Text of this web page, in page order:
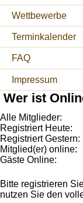
Wettbewerbe
Terminkalender
FAQ
Impressum
Wer ist
Alle Mitglieder:
Registriert Heute:
Registriert Gestern:
Mitglied(er) online:
Gäste Online:
Bitte registrieren
nutzen Sie den